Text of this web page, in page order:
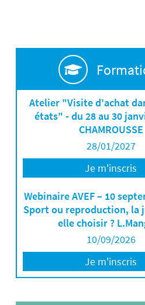
Atelier "Visite d'achat
états" - du 28 au 30
CHAMROUSSE
28/01/2027
Je m'inscris
Webinaire AVEF – 10
Sport ou reproduction, la
elle choisir ?
10/09/2026
Je m'inscris